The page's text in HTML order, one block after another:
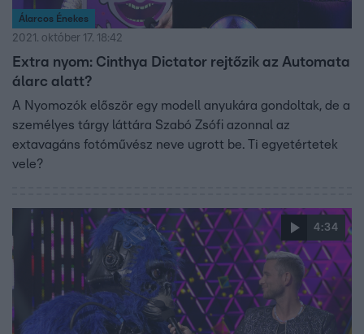
Álarcos Énekes
2021. október 17. 18:42
Extra nyom: Cinthya Dictator rejtőzik az Automata
álarc alatt?
A Nyomozók először egy modell anyukára gondoltak, de a
személyes tárgy láttára Szabó Zsófi azonnal az
extavagáns fotóművész neve ugrott be. Ti egyetértetek
vele?
4:34